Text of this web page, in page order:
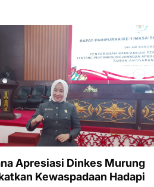
Apresiasi Dinkes Murung
Kewaspadaan Hadapi